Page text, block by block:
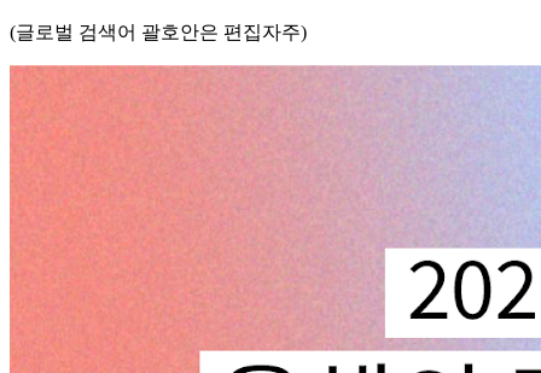
(글로벌 검색어 괄호안은 편집자주)